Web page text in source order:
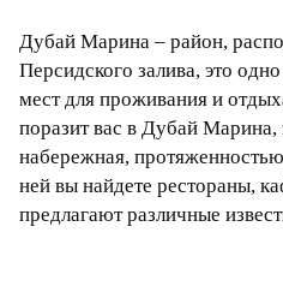
Дубай Марина – район,
Персидского залива, это
мест для проживания и
поразит вас в Дубай Марина,
набережная,
ней вы найдете рестораны,
предлагают различные